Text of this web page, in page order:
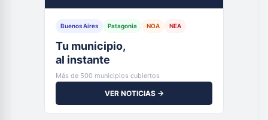
Buenos Aires Patagonia NOA NEA
Tu municipio,
al instante
Más de 500 municipios cubiertos
VER NOTICIAS →